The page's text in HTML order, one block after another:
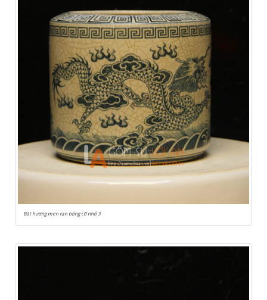
Bát hương men rạn bóng cỡ nhỏ 3